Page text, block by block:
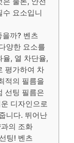
수 요소입니
까? 벤츠
양한 요소를
율, 열 차단율,
평가하여 차
적의 필름을
선팅 필름은
디자인으로
니다. 뛰어난
의 조화
팅! 벤츠